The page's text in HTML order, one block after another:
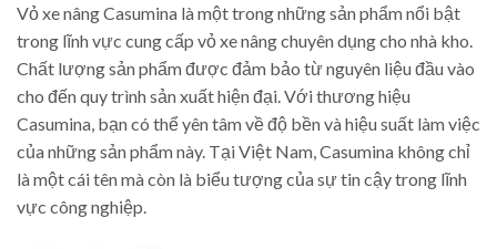
Vỏ xe nâng Casumina là một trong những sản phẩm nổi bật
trong lĩnh vực cung cấp vỏ xe nâng chuyên dụng cho nhà kho.
Chất lượng sản phẩm được đảm bảo từ nguyên liệu đầu vào
cho đến quy trình sản xuất hiện đại. Với thương hiệu
Casumina, bạn có thể yên tâm về độ bền và hiệu suất làm việc
của những sản phẩm này. Tại Việt Nam, Casumina không chỉ
là một cái tên mà còn là biểu tượng của sự tin cậy trong lĩnh
vực công nghiệp.